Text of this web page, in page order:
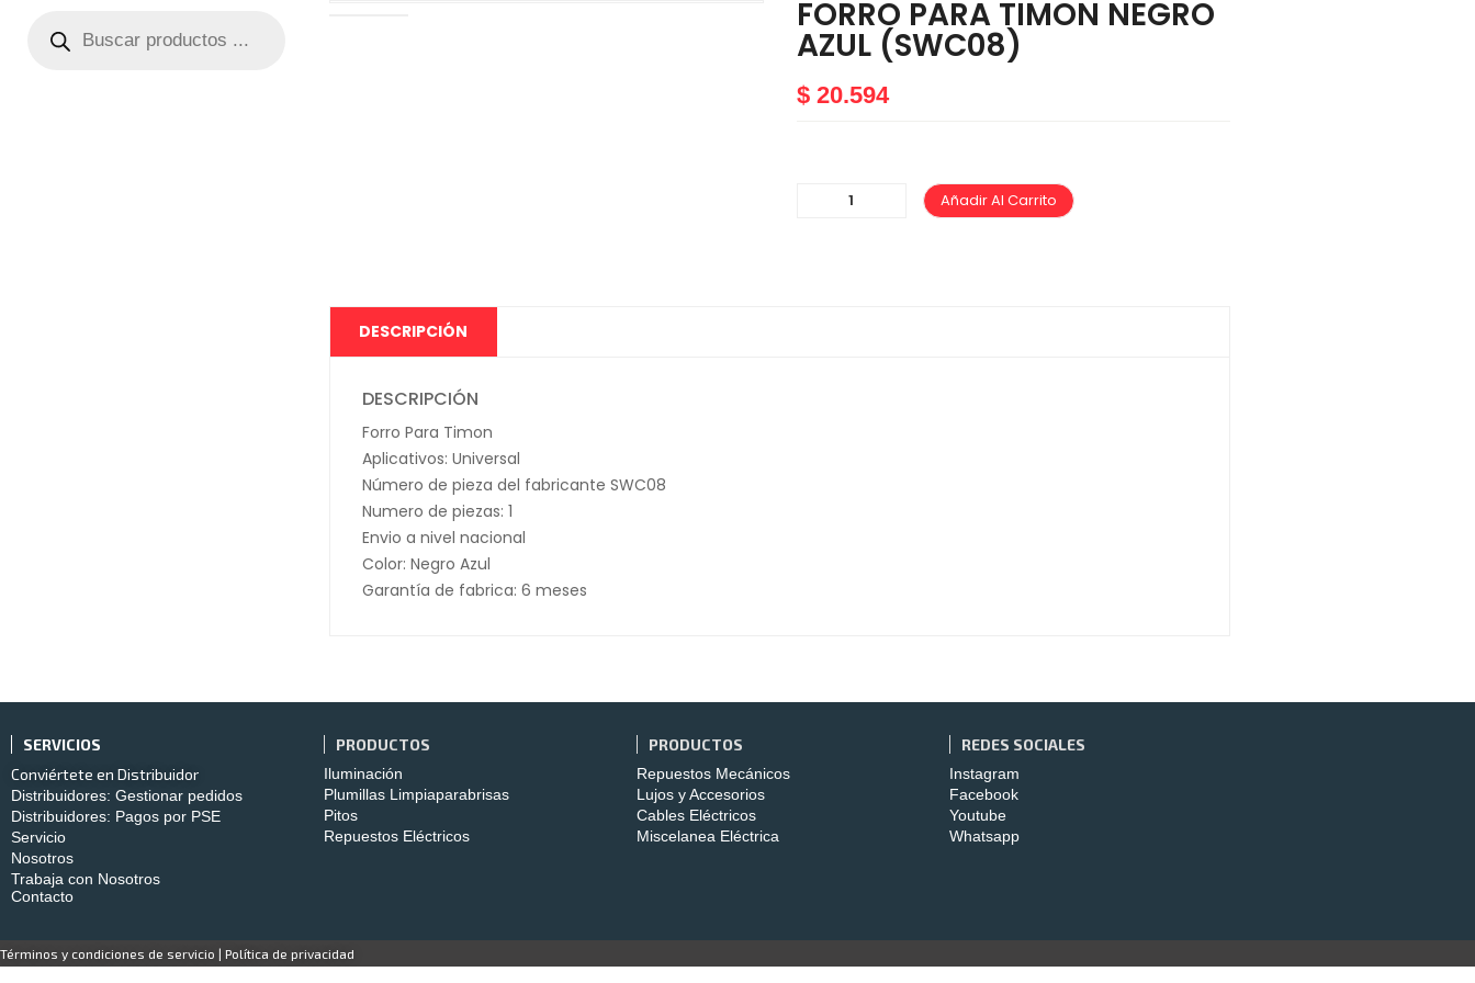
FORRO PARA TIMON NEGRO
AZUL (SWC08)
$20.594
Añadir Al Carrito
DESCRIPCIÓN
DESCRIPCIÓN
Forro Para Timon
Aplicativos: Universal
Número de pieza del fabricante SWC08
Numero de piezas: 1
Envio a nivel nacional
Color: Negro Azul
Garantía de fabrica: 6 meses
SERVICIOS
Conviértete en Distribuidor
Distribuidores: Gestionar pedidos
Distribuidores: Pagos por PSE
Servicio
Nosotros
Trabaja con Nosotros
Contacto
PRODUCTOS
Iluminación
Plumillas Limpiaparabrisas
Pitos
Repuestos Eléctricos
PRODUCTOS
Repuestos Mecánicos
Lujos y Accesorios
Cables Eléctricos
Miscelanea Eléctrica
REDES SOCIALES
Instagram
Facebook
Youtube
Whatsapp
Términos y condiciones de servicio | Política de privacidad